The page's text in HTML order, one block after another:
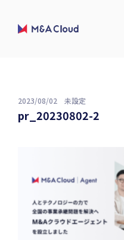
2023/08/02 未設定
pr_20230802-2